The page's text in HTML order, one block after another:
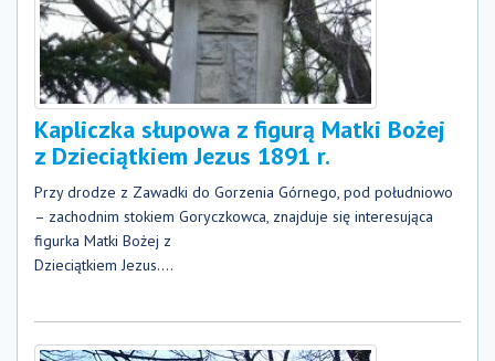
Kapliczka słupowa z figurą Matki Bożej
z Dzieciątkiem Jezus 1891 r.
Przy drodze z Zawadki do Gorzenia Górnego, pod południowo
– zachodnim stokiem Goryczkowca, znajduje się interesująca
figurka Matki Bożej z
Dzieciątkiem Jezus....